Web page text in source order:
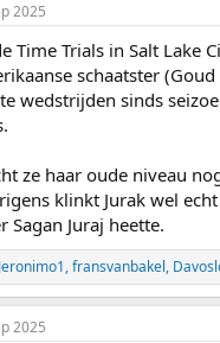
2025
Time Trials in Salt Lake
schaatster
wedstrijden sinds
ze haar oude niveau
klinkt Jurak wel
Sagan Juraj heette.
Jeronimo1,fransvanbakel,
2025